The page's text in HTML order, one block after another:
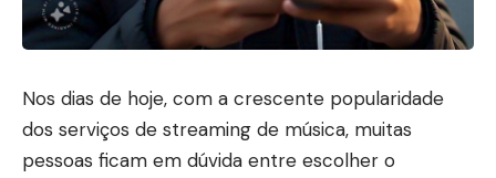
Nos dias de hoje, com a crescente popularidade
dos serviços de streaming de música, muitas
pessoas ficam em dúvida entre escolher o